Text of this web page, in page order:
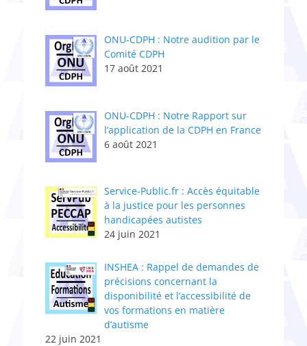
ONU-CDPH : Notre audition par le
Comité CDPH
17 août 2021
ONU-CDPH : Notre Rapport sur
l’application de la CDPH en France
6 août 2021
Service-Public.fr : Accès équitable
à la justice pour les personnes
handicapées autistes
24 juin 2021
INSHEA : Rappel de demandes de
précisions concernant la
disponibilité et l’accessibilité de
vos formations en matière
d’autisme
22 juin 2021